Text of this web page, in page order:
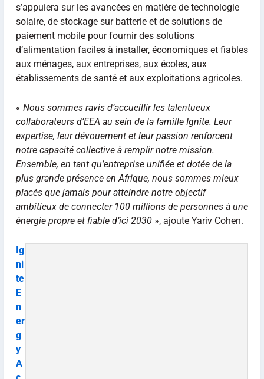
s’appuiera sur les avancées en matière de technologie
solaire, de stockage sur batterie et de solutions de
paiement mobile pour fournir des solutions
d’alimentation faciles à installer, économiques et fiables
aux ménages, aux entreprises, aux écoles, aux
établissements de santé et aux exploitations agricoles.
« Nous sommes ravis d’accueillir les talentueux
collaborateurs d’EEA au sein de la famille Ignite. Leur
expertise, leur dévouement et leur passion renforcent
notre capacité collective à remplir notre mission.
Ensemble, en tant qu’entreprise unifiée et dotée de la
plus grande présence en Afrique, nous sommes mieux
placés que jamais pour atteindre notre objectif
ambitieux de connecter 100 millions de personnes à une
énergie propre et fiable d’ici 2030», ajoute Yariv Cohen.
Ig
ni
te
E
n
er
g
y
A